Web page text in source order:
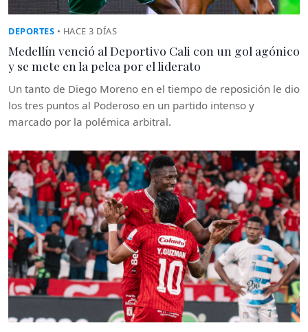
DEPORTES • HACE 3 DÍAS
Medellín venció al Deportivo Cali con un gol agónico
y se mete en la pelea por el liderato
Un tanto de Diego Moreno en el tiempo de reposición le dio
los tres puntos al Poderoso en un partido intenso y
marcado por la polémica arbitral.